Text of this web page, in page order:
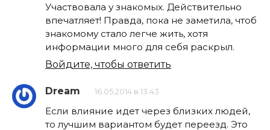
Участвовала у знакомых. Действительно
впечатляет! Правда, пока не заметила, чтоб
знакомому стало легче жить, хотя
информации много для себя раскрыл.
Войдите, чтобы ответить
Dream 16.05.2014 в 13:43
Если влияние идет через близких людей,
то лучшим вариантом будет переезд. Это